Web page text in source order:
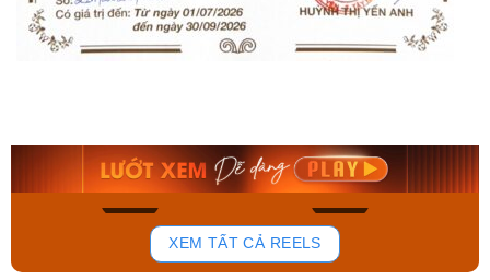
192
Mua ngay Mua ngay
XEM TẤT CẢ REELS